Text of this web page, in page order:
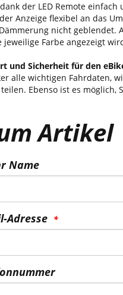
der LED Remote
Anzeige flexibel an das
nicht geblendet.
Farbe angezeigt
und Sicherheit für den
alle wichtigen Fahrdaten,
Ebenso ist es
Artikel
Name
Adresse